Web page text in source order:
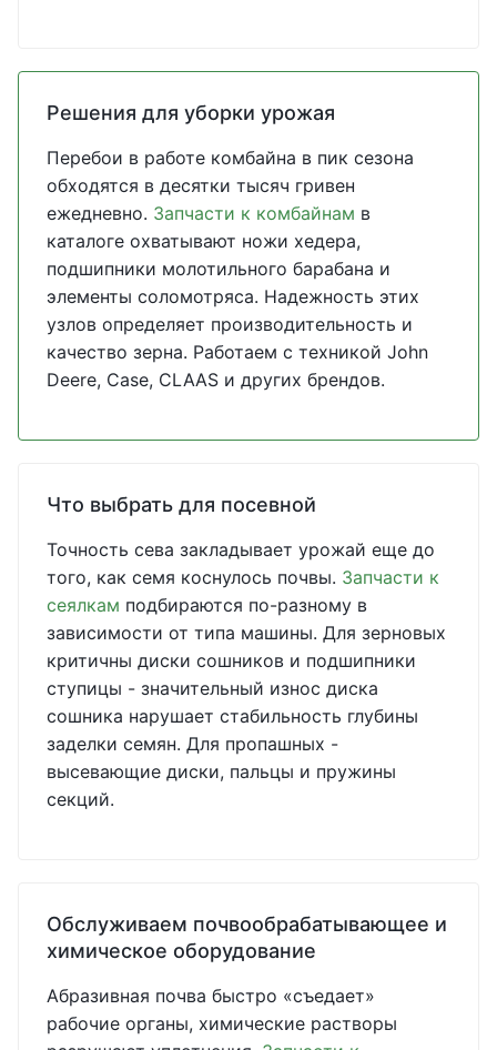
Решения для уборки урожая
Перебои в работе комбайна в пик сезона
обходятся в десятки тысяч гривен
ежедневно. Запчасти к комбайнам в
каталоге охватывают ножи хедера,
подшипники молотильного барабана и
элементы соломотряса. Надежность этих
узлов определяет производительность и
качество зерна. Работаем с техникой John
Deere, Case, CLAAS и других брендов.
Что выбрать для посевной
Точность сева закладывает урожай еще до
того, как семя коснулось почвы. Запчасти к
сеялкам подбираются по-разному в
зависимости от типа машины. Для зерновых
критичны диски сошников и подшипники
ступицы - значительный износ диска
сошника нарушает стабильность глубины
заделки семян. Для пропашных -
высевающие диски, пальцы и пружины
секций.
Обслуживаем почвообрабатывающее и
химическое оборудование
Абразивная почва быстро «съедает»
рабочие органы, химические растворы